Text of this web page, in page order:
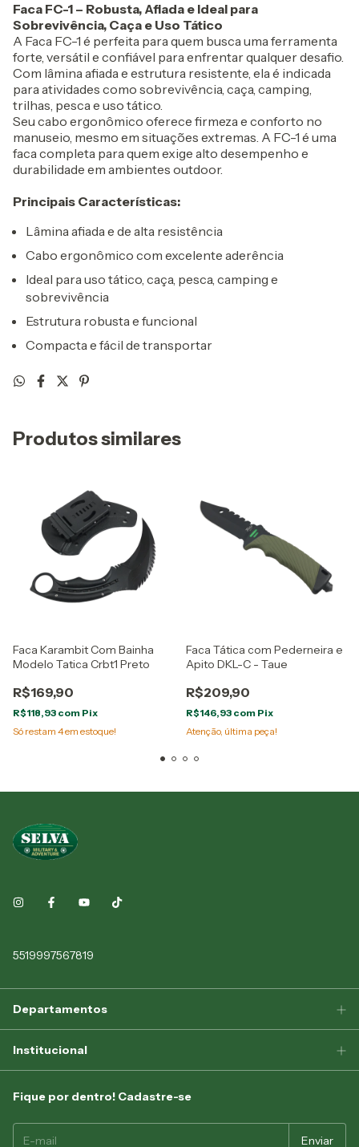
Faca FC-1 – Robusta, Afiada e Ideal para
Sobrevivência, Caça e Uso Tático
A Faca FC-1 é perfeita para quem busca uma ferramenta
forte, versátil e confiável para enfrentar qualquer desafio.
Com lâmina afiada e estrutura resistente, ela é indicada
para atividades como sobrevivência, caça, camping,
trilhas, pesca e uso tático.
Seu cabo ergonômico oferece firmeza e conforto no
manuseio, mesmo em situações extremas. A FC-1 é uma
faca completa para quem exige alto desempenho e
durabilidade em ambientes outdoor.
Principais Características:
Lâmina afiada e de alta resistência
Cabo ergonômico com excelente aderência
Ideal para uso tático, caça, pesca, camping e
sobrevivência
Estrutura robusta e funcional
Compacta e fácil de transportar
Produtos similares
Faca Karambit Com Bainha
Modelo Tatica Crbt1 Preto
R$169,90
R$118,93 com Pix
Só restam 4em estoque!
Faca Tática com Pederneira e
Apito DKL-C - Taue
R$209,90
R$146,93 com Pix
Atenção, última peça!
5519997567819
Departamentos
Institucional
Fique por dentro! Cadastre-se